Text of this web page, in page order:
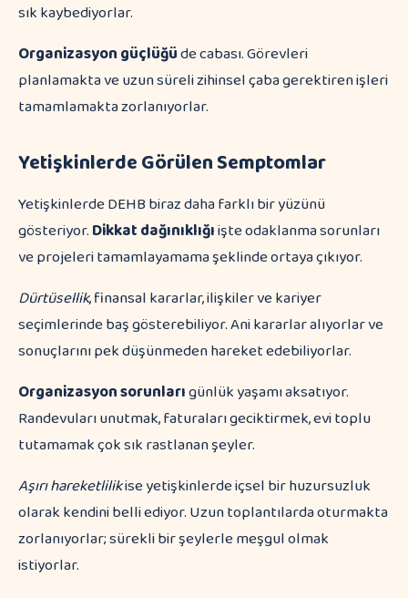
sık kaybediyorlar.
Organizasyon güçlüğüde cabası. Görevleri
planlamakta ve uzun süreli zihinsel çaba gerektiren işleri
tamamlamakta zorlanıyorlar.
Yetişkinlerde Görülen Semptomlar
Yetişkinlerde DEHB biraz daha farklı bir yüzünü
gösteriyor.Dikkat dağınıklığıişte odaklanma sorunları
ve projeleri tamamlayamama şeklinde ortaya çıkıyor.
Dürtüsellik, finansal kararlar, ilişkiler ve kariyer
seçimlerinde baş gösterebiliyor. Ani kararlar alıyorlar ve
sonuçlarını pek düşünmeden hareket edebiliyorlar.
Organizasyon sorunlarıgünlük yaşamı aksatıyor.
Randevuları unutmak, faturaları geciktirmek, evi toplu
tutamamak çok sık rastlanan şeyler.
Aşırı hareketlilikise yetişkinlerde içsel bir huzursuzluk
olarak kendini belli ediyor. Uzun toplantılarda oturmakta
zorlanıyorlar; sürekli bir şeylerle meşgul olmak
istiyorlar.